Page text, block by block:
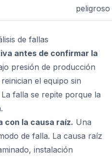
peligroso
de fallas
antes de confirmar la
presión de producción
el equipo sin
falla se repite porque la
con la causa raíz. Una
de falla. La causa raíz
instalación